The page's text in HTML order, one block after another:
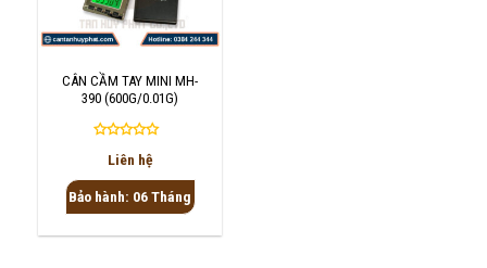
CÂN CẦM TAY MINI MH-
390 (600G/0.01G)
Được
hạng
0
sao
Liên hệ
Bảo hành: 06 Tháng